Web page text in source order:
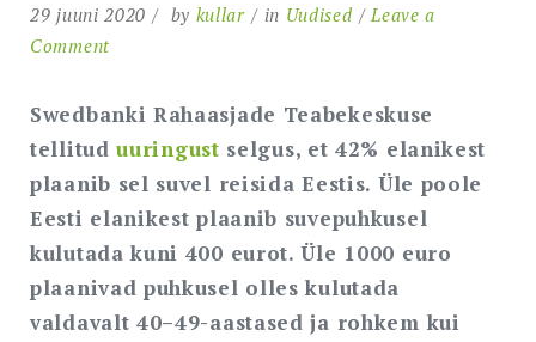
29 juuni 2020 by kullar in Uudised
Leave a
Commenton
puhkusereisil
kulud
kontrolli
hoida?
Swedbanki Rahaasjade Teabekeskuse
tellituduuringust selgus, et 42% elanikest
plaanib sel suvel reisida Eestis. Üle poole
Eesti elanikest plaanib suvepuhkusel
kulutada kuni 400 eurot. Üle 1000 euro
plaanivad puhkusel olles kulutada
valdavalt 40–49-aastased ja rohkem kui